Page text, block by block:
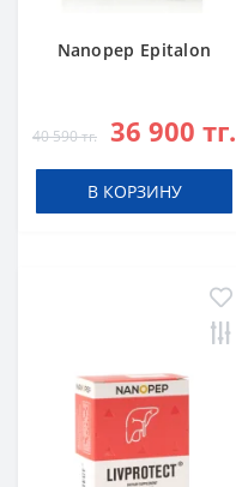
Nanopep Epitalon
40 590 тг. 36 900 тг.
В КОРЗИНУ